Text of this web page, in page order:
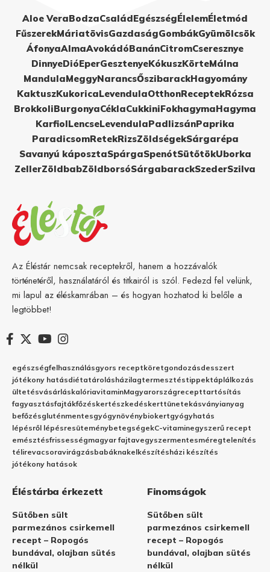
Aloe VeraBodzaCsaládEgészségÉlelemÉletmód
FűszerekMáriatövisGazdaságGombákGyümölcsök
ÁfonyaAlmaAvokádóBanánCitromCseresznye
DinnyeDióEperGesztenyeKókuszKörteMálna
MandulaMeggyNarancsŐszibarackHagyomány
KaktuszKukoricaLevendulaOtthonReceptekRózsa
BrokkoliBurgonyaCéklaCukkiniFokhagymaHagyma
KarfiolLencseLevendulaPadlizsánPaprika
ParadicsomRetekRizsZöldségekSárgarépa
Savanyú káposztaSpárgaSpenótSütőtökUborka
ZellerZöldbabZöldborsóSárgabarackSzederSzilva
Az Éléstár nemcsak receptekről, hanem a hozzávalók
történetéről, használatáról és titkairól is szól. Fedezd fel velünk,
mi lapul az éléskamrában – és hogyan hozhatod ki belőle a
legtöbbet!
egészségfelhasználásgyors receptköretgondozásdesszert
jótékony hatásdiétatárolásházilagtermesztéstippektáplálkozás
ültetésvásárláskalóriavitaminMagyarországrecepttartósítás
fagyasztásfajtákfőzéskertészkedéskerttünetekásványianyag
befőzésgluténmentesgyógynövénybiokertgyógyhatás
lépésről lépésresüteménybetegségekC-vitaminegyszerű recept
emésztésfrissességmagyar fajtavegyszermentesméregtelenítés
télirevacsoravirágzásbabáknakelkészítésházi készítés
jótékony hatások
Éléstárba érkezett
Sütőben sült
parmezános csirkemell
recept – Ropogós
bundával, olajban sütés
nélkül
Finomságok
Sütőben sült
parmezános csirkemell
recept – Ropogós
bundával, olajban sütés
nélkül